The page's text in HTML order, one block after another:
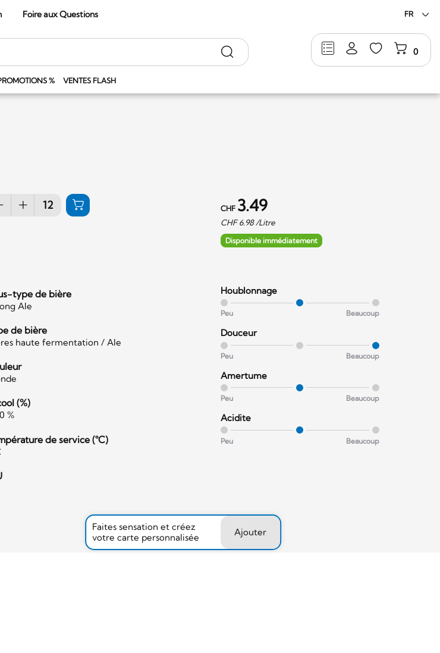
Foire aux Questions FR
% VENTES FLASH
0
Rechercher
CHF 3.49
CHF6.98/Litre
Disponible immédiatement
type de bière
Ale
de bière
haute fermentation / Ale
(%)
%
de service (°C)
Houblonnage
Peu Beaucoup
Douceur
Peu Beaucoup
Amertume
Peu Beaucoup
Acidite
Peu Beaucoup
Faites sensation et créez
votre carte personnalisée
Ajouter